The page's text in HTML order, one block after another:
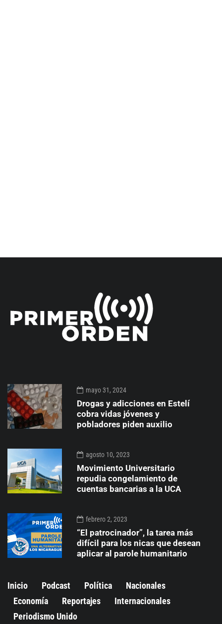
mayo 31, 2024
Drogas y adicciones en Estelí
cobra vidas jóvenes y
pobladores piden auxilio
agosto 10, 2023
Movimiento Universitario
repudia congelamiento de
cuentas bancarias a la UCA
febrero 2, 2023
“El patrocinador”, la tarea más
difícil para los nicas que desean
aplicar al parole humanitario
Inicio Podcast Política
Nacionales
Economía
Reportajes
Internacionales
Periodismo Unido